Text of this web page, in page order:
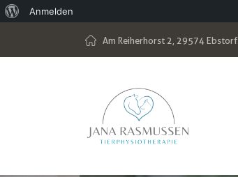
Anmelden
Am Reiherhorst 2, 29574 Ebstorf